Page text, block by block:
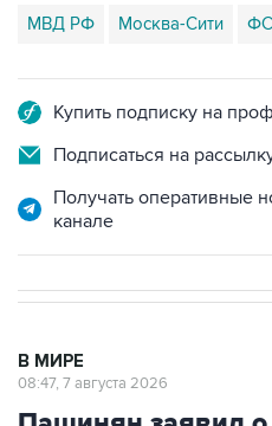
МВД РФ Москва-Сити
Купить подписку на
Подписаться на
Получать оперативные
канале
В МИРЕ
08:47, 7 августа 2026